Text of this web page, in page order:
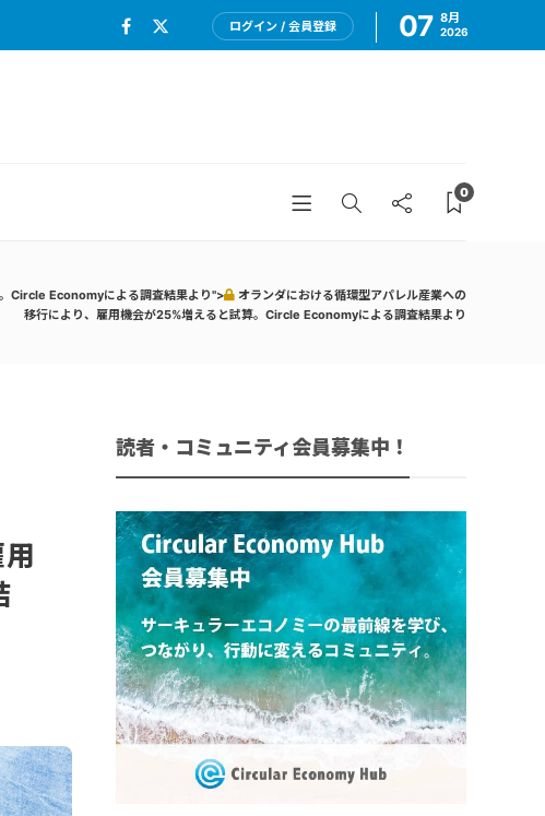
ログイン / 会員登録 07 8月
2026
0
Circle Economyによる調査結果より">
オランダにおける循環型アパレル産業への
移行により、雇用機会が25%増えると試算。Circle Economyによる調査結果より
読者・コミュニティ会員募集中！